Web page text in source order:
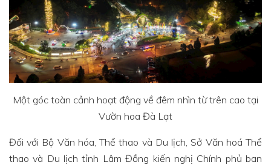
Một góc toàn cảnh hoạt động về đêm nhìn từ trên cao tại
Vườn hoa Đà Lạt
Đối với Bộ Văn hóa, Thể thao và Du lịch, Sở Văn hoá Thể
thao và Du lịch tỉnh Lâm Đồng kiến nghị Chính phủ ban